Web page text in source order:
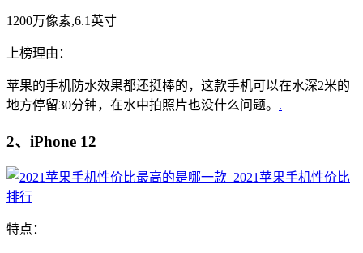
1200万像素,6.1英寸
上榜理由：
苹果的手机防水效果都还挺棒的，这款手机可以在水深2米的
地方停留30分钟，在水中拍照片也没什么问题。 .
2、iPhone 12
特点：